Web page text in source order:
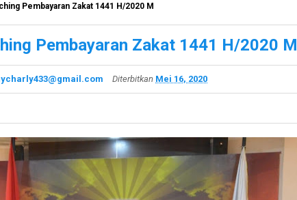
Pembayaran Zakat 1441 H/2020 M
Pembayaran Zakat 1441 H/2020 M
Diterbitkan Mei 16, 2020